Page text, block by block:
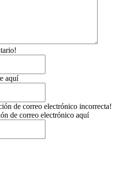
aquí
de correo electrónico incorrecta!
de correo electrónico aquí